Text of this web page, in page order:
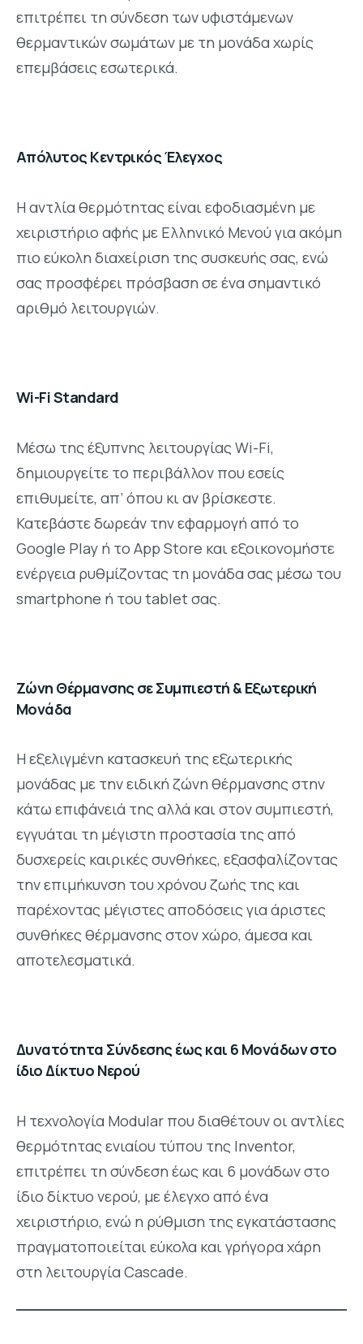
επιτρέπει τη σύνδεση των υφιστάμενων
θερμαντικών σωμάτων με τη μονάδα χωρίς
επεμβάσεις εσωτερικά.
Απόλυτος Κεντρικός Έλεγχος
Η αντλία θερμότητας είναι εφοδιασμένη με
χειριστήριο αφής με Ελληνικό Μενού για ακόμη
πιο εύκολη διαχείριση της συσκευής σας, ενώ
σας προσφέρει πρόσβαση σε ένα σημαντικό
αριθμό λειτουργιών.
Wi-Fi Standard
Mέσω της έξυπνης λειτουργίας Wi-Fi,
δημιουργείτε το περιβάλλον που εσείς
επιθυμείτε, απ’ όπου κι αν βρίσκεστε.
Κατεβάστε δωρεάν την εφαρμογή από το
Google Play ή το App Store και εξοικονομήστε
ενέργεια ρυθμίζοντας τη μονάδα σας μέσω του
smartphone ή του tablet σας.
Ζώνη Θέρμανσης σε Συμπιεστή & Εξωτερική
Μονάδα
Η εξελιγμένη κατασκευή της εξωτερικής
μονάδας με την ειδική ζώνη θέρμανσης στην
κάτω επιφάνειά της αλλά και στον συμπιεστή,
εγγυάται τη μέγιστη προστασία της από
δυσχερείς καιρικές συνθήκες, εξασφαλίζοντας
την επιμήκυνση του χρόνου ζωής της και
παρέχοντας μέγιστες αποδόσεις για άριστες
συνθήκες θέρμανσης στον χώρο, άμεσα και
αποτελεσματικά.
Δυνατότητα Σύνδεσης έως και 6 Μονάδων στο
ίδιο Δίκτυο Νερού
Η τεχνολογία Modular που διαθέτουν οι αντλίες
θερμότητας ενιαίου τύπου της Inventor,
επιτρέπει τη σύνδεση έως και 6 μονάδων στο
ίδιο δίκτυο νερού, με έλεγχο από ένα
χειριστήριο, ενώ η ρύθμιση της εγκατάστασης
πραγματοποιείται εύκολα και γρήγορα χάρη
στη λειτουργία Cascade.